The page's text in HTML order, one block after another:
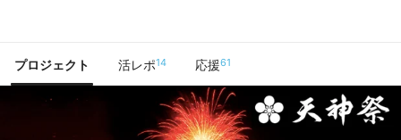
プロジェクト 活レポ14 応援61